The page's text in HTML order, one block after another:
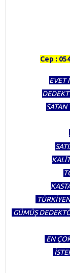
Cep :
EVET
SATAN
GÜMÜŞ
EN